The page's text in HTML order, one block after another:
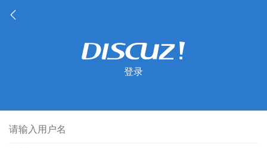
登录